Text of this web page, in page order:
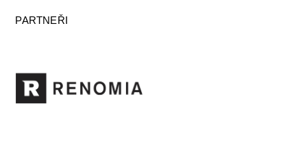
PARTNEŘI